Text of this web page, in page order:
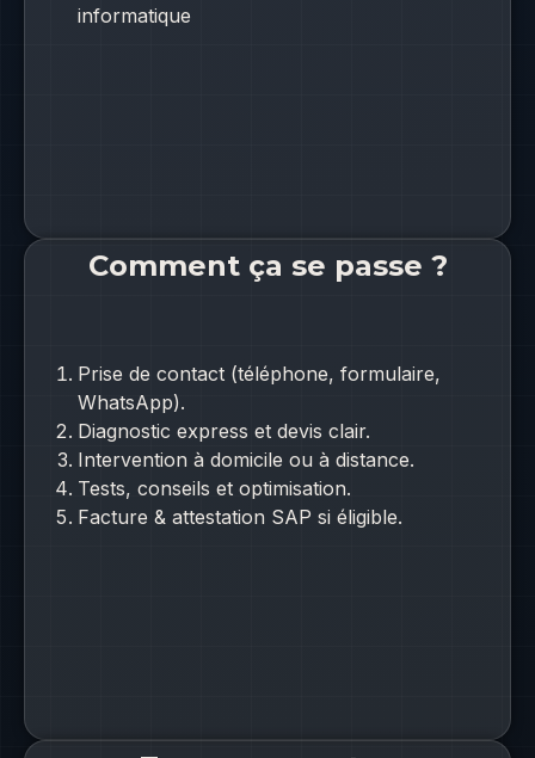
informatique
Comment ça se passe ?
Prise de contact (téléphone, formulaire,
WhatsApp).
Diagnostic express et devis clair.
Intervention à domicile ou à distance.
Tests, conseils et optimisation.
Facture & attestation SAP si éligible.